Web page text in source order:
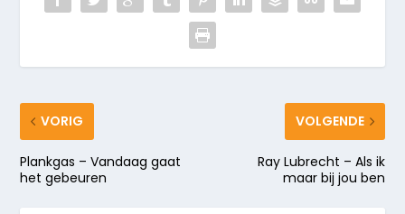
VORIG
Plankgas – Vandaag gaat
het gebeuren
VOLGENDE
Ray Lubrecht – Als ik
maar bij jou ben